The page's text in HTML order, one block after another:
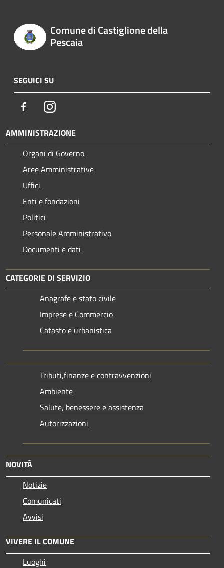
Comune di Castiglione della
Pescaia
SEGUICI SU
FacebookInstagram
AMMINISTRAZIONE
Organi di Governo
Aree Amministrative
Uffici
Enti e fondazioni
Politici
Personale Amministrativo
Documenti e dati
CATEGORIE DI SERVIZIO
Anagrafe e stato civile
Imprese e Commercio
Catasto e urbanistica
Tributi,finanze e contravvenzioni
Ambiente
Salute, benessere e assistenza
Autorizzazioni
NOVITÀ
Notizie
Comunicati
Avvisi
VIVERE IL COMUNE
Luoghi